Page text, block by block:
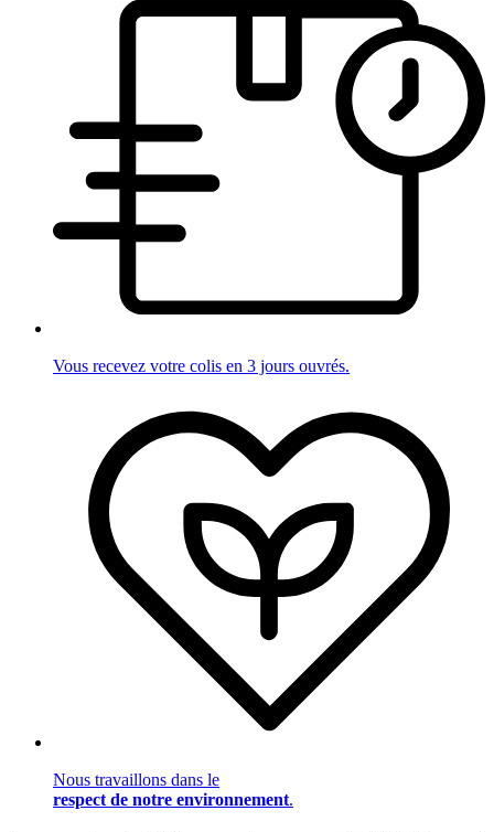
Vous recevez votre colis en 3 jours ouvrés.
Nous travaillons dans le
respect de notre environnement.